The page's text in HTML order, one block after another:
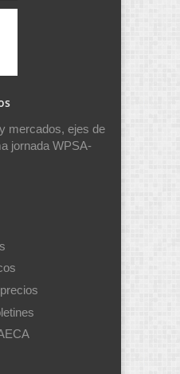
mercados, ejes de
jornada WPSA-